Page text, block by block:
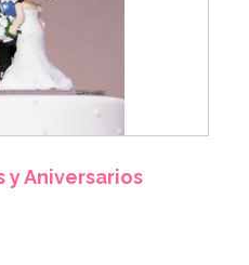
y Aniversarios